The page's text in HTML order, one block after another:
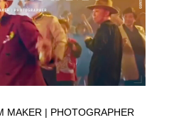
MAKER | PHOTOGRAPHER